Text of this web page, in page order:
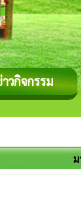
วกิจกรรม
ม